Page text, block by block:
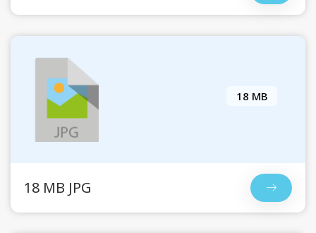
18 MB
18 MB JPG